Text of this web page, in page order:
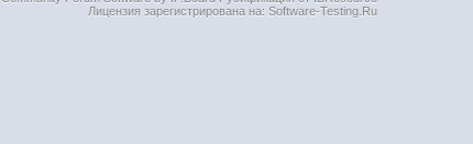
Лицензия зарегистрирована на: Software-Testing.Ru